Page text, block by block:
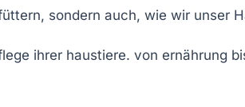
sondern auch, wie wir unser